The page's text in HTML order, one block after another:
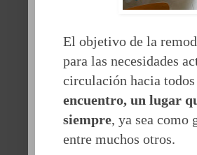
El objetivo de la
para las necesidades
circulación hacia
encuentro, un lugar
siempre, ya sea como
entre muchos otros.